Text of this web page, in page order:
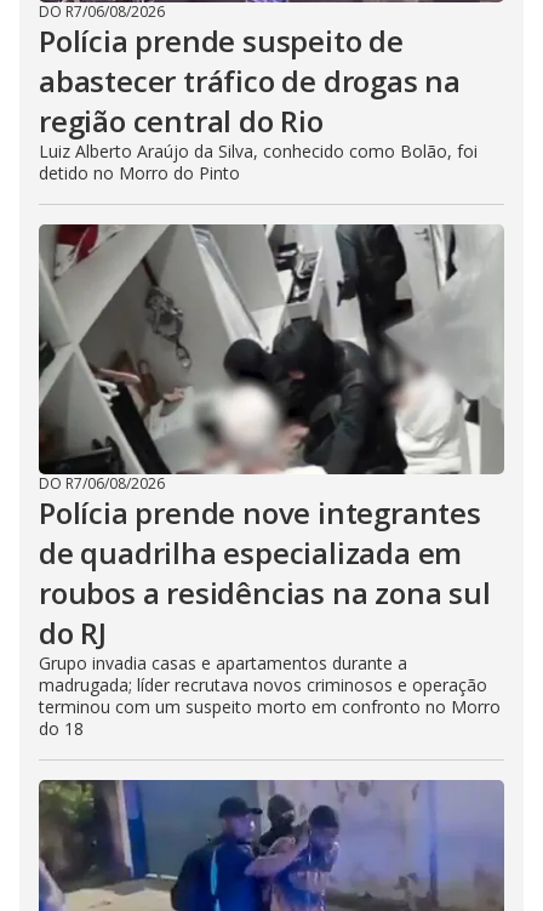
DO R7/06/08/2026
Polícia prende suspeito de
abastecer tráfico de drogas na
região central do Rio
Luiz Alberto Araújo da Silva, conhecido como Bolão, foi
detido no Morro do Pinto
DO R7/06/08/2026
Polícia prende nove integrantes
de quadrilha especializada em
roubos a residências na zona sul
do RJ
Grupo invadia casas e apartamentos durante a
madrugada; líder recrutava novos criminosos e operação
terminou com um suspeito morto em confronto no Morro
do 18